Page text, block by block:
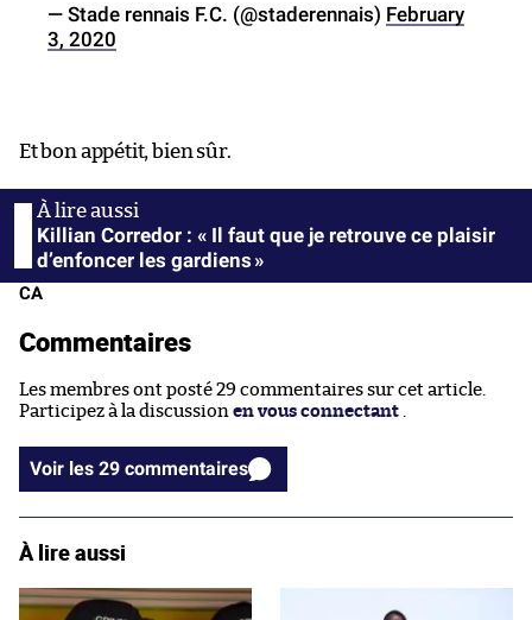
— Stade rennais F.C. (@staderennais) February
3, 2020
Et bon appétit, bien sûr.
Killian Corredor : « Il faut que je retrouve ce plaisir
d’enfoncer les gardiens »
CA
Commentaires
Les membres ont posté 29 commentaires sur cet article.
Participez à la discussion en vous connectant
Voir les 29 commentaires
À lire aussi